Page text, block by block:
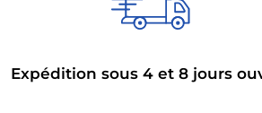
Expédition sous 4 et 8 jours